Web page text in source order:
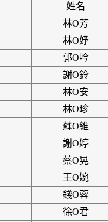
姓名
林O芳
林O妤
郭O吟
謝O鈴
林O安
林O珍
蘇O維
謝O婷
蔡O晃
王O婉
錢O蓉
徐O君